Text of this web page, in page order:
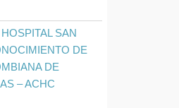
SAN
DE
DE
– ACHC